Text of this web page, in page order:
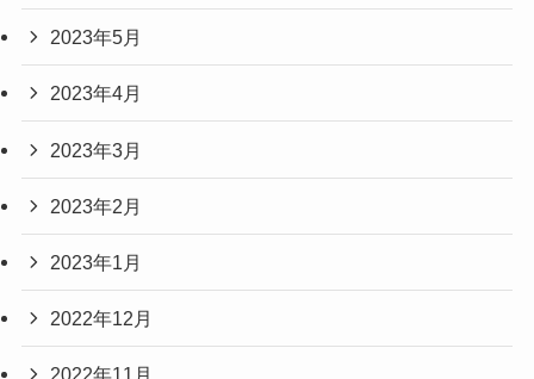
2023年5月
2023年4月
2023年3月
2023年2月
2023年1月
2022年12月
2022年11月